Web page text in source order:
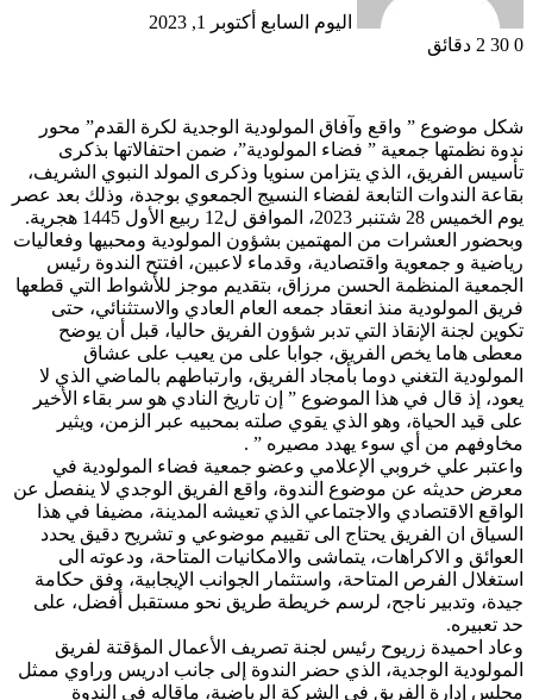
اليوم السابع أكتوبر 1, 2023
0
2 دقائق
شكل موضوع ” واقع وآفاق المولودية الوجدية لكرة القدم” محور
ندوة نظمتها جمعية ” فضاء المولودية”، ضمن احتفالاتها بذكرى
تأسيس الفريق، الذي يتزامن سنويا وذكرى المولد النبوي الشريف،
بقاعة الندوات التابعة لفضاء النسيج الجمعوي بوجدة، وذلك بعد عصر
يوم الخميس 28 شتنبر 2023، الموافق ل12 ربيع الأول 1445 هجرية.
وبحضور العشرات من المهتمين بشؤون المولودية ومحبيها وفعاليات
رياضية و جمعوية واقتصادية، وقدماء لاعبين، افتتح الندوة رئيس
الجمعية المنظمة الحسن مرزاق، بتقديم موجز للأشواط التي قطعها
فريق المولودية منذ انعقاد جمعه العام العادي والاستثنائي، حتى
تكوين لجنة الإنقاذ التي تدبر شؤون الفريق حاليا، قبل أن يوضح
معطى هاما يخص الفريق، جوابا على من يعيب على عشاق
المولودية التغني دوما بأمجاد الفريق، وارتباطهم بالماضي الذي لا
يعود، إذ قال في هذا الموضوع ” إن تاريخ النادي هو سر بقاء الأخير
على قيد الحياة، وهو الذي يقوي صلته بمحبيه عبر الزمن، ويثير
مخاوفهم من أي سوء يهدد مصيره ” .
واعتبر علي خروبي الإعلامي وعضو جمعية فضاء المولودية في
معرض حديثه عن موضوع الندوة، واقع الفريق الوجدي لا ينفصل عن
الواقع الاقتصادي والاجتماعي الذي تعيشه المدينة، مضيفا في هذا
السياق ان الفريق يحتاج الى تقييم موضوعي و تشريح دقيق يحدد
العوائق و الاكراهات، يتماشى والامكانيات المتاحة، ودعوته الى
استغلال الفرص المتاحة، واستثمار الجوانب الإيجابية، وفق حكامة
جيدة، وتدبير ناجح، لرسم خريطة طريق نحو مستقبل أفضل، على
حد تعبيره.
وعاد احميدة زريوح رئيس لجنة تصريف الأعمال المؤقتة لفريق
المولودية الوجدية، الذي حضر الندوة إلى جانب ادريس وراوي ممثل
مجلس إدارة الفريق في الشركة الرياضية، ماقاله في الندوة